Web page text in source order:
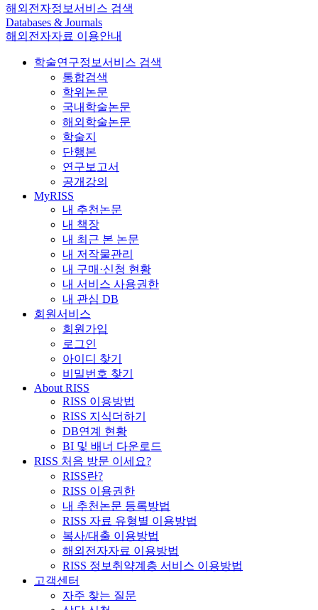
해외전자정보서비스 검색
Databases & Journals
해외전자자료 이용안내
학술연구정보서비스 검색
통합검색
학위논문
국내학술논문
해외학술논문
학술지
단행본
연구보고서
공개강의
MyRISS
내 추천논문
내 책장
내 최근 본 논문
내 저작물관리
내 구매·신청 현황
내 서비스 사용권한
내 관심 DB
회원서비스
회원가입
로그인
아이디 찾기
비밀번호 찾기
About RISS
RISS 이용방법
RISS 지식더하기
DB연계 현황
BI 및 배너 다운로드
RISS 처음 방문 이세요?
RISS란?
RISS 이용권한
내 추천논문 등록방법
RISS 자료 유형별 이용방법
복사/대출 이용방법
해외전자자료 이용방법
RISS 정보취약계층 서비스 이용방법
고객센터
자주 찾는 질문